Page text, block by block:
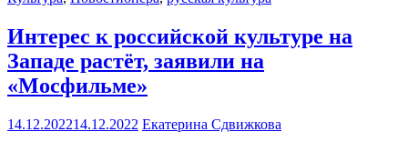
Интерес к российской культуре на
Западе растёт, заявили на
«Мосфильме»
14.12.202214.12.2022 Екатерина Сдвижкова